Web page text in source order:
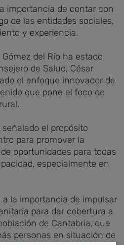
importancia de contar con
de las entidades sociales,
y experiencia.
del Río ha estado
de Salud, César
el enfoque innovador de
que pone el foco de
el propósito
para promover la
oportunidades para todas
especialmente en
la importancia de impulsar
para dar cobertura a
de Cantabria, que
personas en situación de